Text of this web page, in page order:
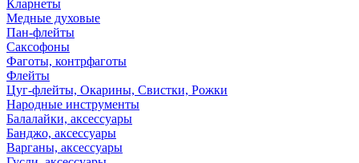
Кларнеты
Медные духовые
Пан-флейты
Саксофоны
Фаготы, контрфаготы
Флейты
Цуг-флейты, Окарины, Свистки, Рожки
Народные инструменты
Балалайки, аксессуары
Банджо, аксессуары
Варганы, аксессуары